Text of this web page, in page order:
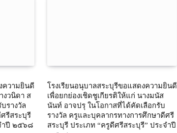
ความยินดี
งวนิดา ส
รางวัล
รีสระบุรี
ำปี ๒๕๖๘
โรงเรียนอนุบาลสระบุรีขอแสดงความยินดี
เพื่อยกย่องเชิดชูเกียรติให้แก่ นางมนัส
นันท์ อาจปรุ ในโอกาสที่ได้คัดเลือกรับ
รางวัล ครูและบุคลากรทางการศึกษาดีศรี
สระบุรี ประเภท “ครูดีศรีสระบุรี” ประจำปี